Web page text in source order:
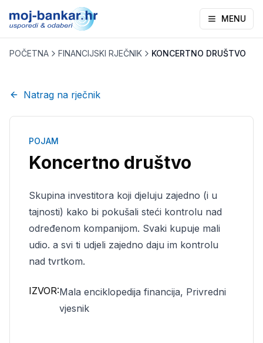
MENU
POČETNA FINANCIJSKI RJEČNIK KONCERTNO DRUŠTVO
Natrag na rječnik
POJAM
Koncertno društvo
Skupina investitora koji djeluju zajedno (i u
tajnosti) kako bi pokušali steći kontrolu nad
određenom kompanijom. Svaki kupuje mali
udio. a svi ti udjeli zajedno daju im kontrolu
nad tvrtkom.
IZVOR:Mala enciklopedija financija, Privredni
vjesnik